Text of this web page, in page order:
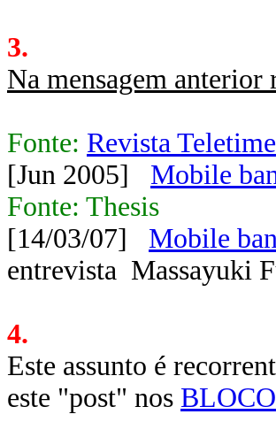
3.
Na mensagem anterior
Fonte: Revista Teletime
[Jun 2005] Mobile
Fonte: Thesis
[14/03/07] Mobile
entrevista Massayuki
4.
Este assunto é
este "post" nos BLOCO